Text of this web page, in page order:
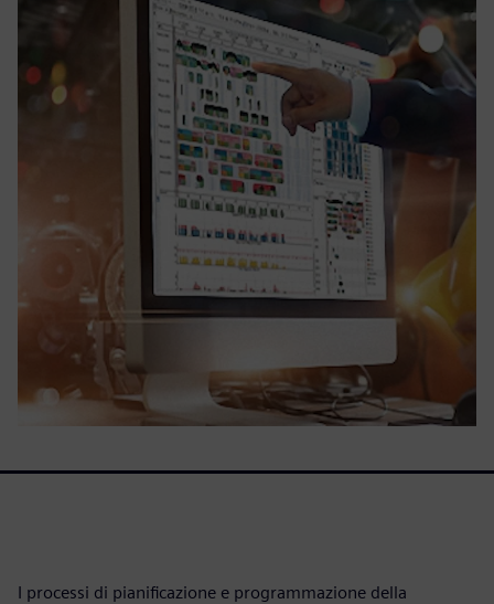
I processi di pianificazione e programmazione della